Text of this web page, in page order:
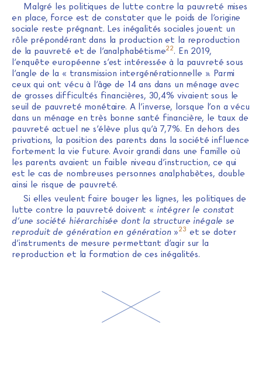
Malgré les politiques de lutte contre la pauvreté mises
en place, force est de constater que le poids de l’origine
sociale reste prégnant. Les inégalités sociales jouent un
rôle prépondérant dans la production et la reproduction
de la pauvreté et de l’analphabétisme22. En 2019,
l’enquête européenne s’est intéressée à la pauvreté sous
l’angle de la « transmission intergénérationnelle ». Parmi
ceux qui ont vécu à l’âge de 14 ans dans un ménage avec
de grosses difficultés financières, 30,4% vivaient sous le
seuil de pauvreté monétaire. A l’inverse, lorsque l’on a vécu
dans un ménage en très bonne santé financière, le taux de
pauvreté actuel ne s’élève plus qu’à 7,7%. En dehors des
privations, la position des parents dans la société influence
fortement la vie future. Avoir grandi dans une famille où
les parents avaient un faible niveau d’instruction, ce qui
est le cas de nombreuses personnes analphabètes, double
ainsi le risque de pauvreté.
Si elles veulent faire bouger les lignes, les politiques de
lutte contre la pauvreté doivent « intégrer le constat
d’une société hiérarchisée dont la structure inégale se
reproduit de génération en génération»23 et se doter
d’instruments de mesure permettant d’agir sur la
reproduction et la formation de ces inégalités.